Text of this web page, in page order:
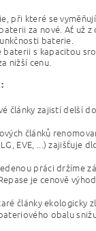
při které se
za nové. Ať už z
baterie.
baterii s kapacitou
nižší cenu.
články zajistí delší
článků
EVE, ...) zajišťuje
práci držíme
je cenově
články ekologicky
obalu